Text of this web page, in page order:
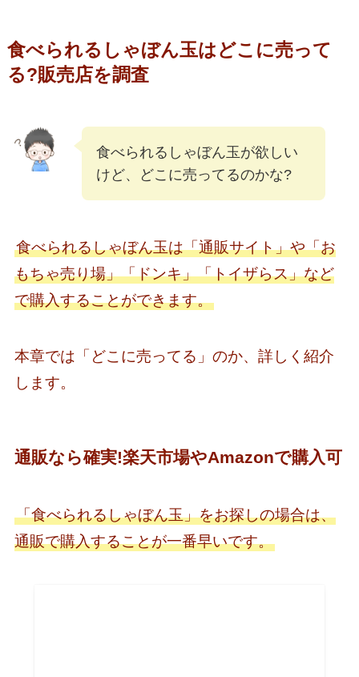
食べられるしゃぼん玉はどこに売って
る?販売店を調査
食べられるしゃぼん玉が欲しい
けど、どこに売ってるのかな?
食べられるしゃぼん玉は「通販サイト」や「お
もちゃ売り場」「ドンキ」「トイザらス」など
で購入することができます。
本章では「どこに売ってる」のか、詳しく紹介
します。
通販なら確実!楽天市場やAmazonで購入可
「食べられるしゃぼん玉」をお探しの場合は、
通販で購入することが一番早いです。